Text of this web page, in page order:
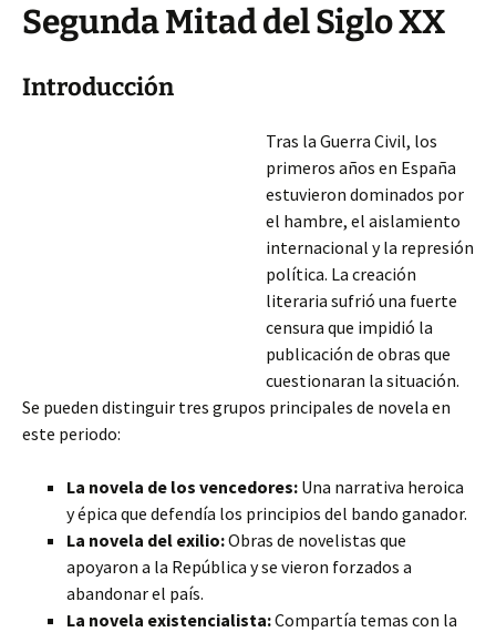
Segunda Mitad del Siglo XX
Introducción
Tras la Guerra Civil, los
primeros años en España
estuvieron dominados por
el hambre, el aislamiento
internacional y la represión
política. La creación
literaria sufrió una fuerte
censura que impidió la
publicación de obras que
cuestionaran la situación.
Se pueden distinguir tres grupos principales de novela en
este periodo:
La novela de los vencedores: Una narrativa heroica
y épica que defendía los principios del bando ganador.
La novela del exilio:Obras de novelistas que
apoyaron a la República y se vieron forzados a
abandonar el país.
La novela existencialista:Compartía temas con la